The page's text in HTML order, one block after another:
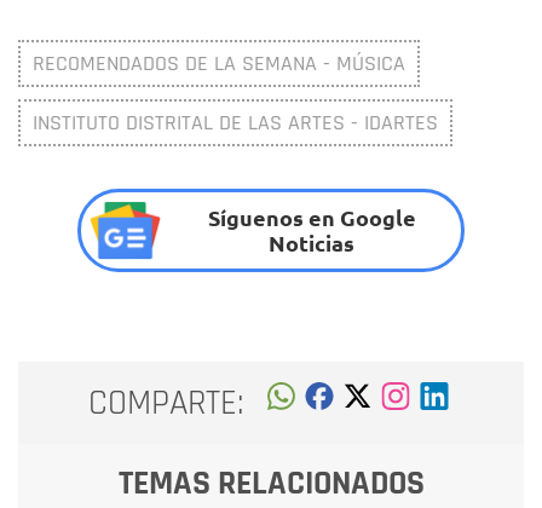
RECOMENDADOS DE LA SEMANA - MÚSICA
INSTITUTO DISTRITAL DE LAS ARTES - IDARTES
Síguenos en Google
Noticias
COMPARTE:
TEMAS RELACIONADOS